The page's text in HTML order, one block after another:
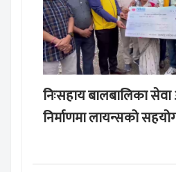
निःसहाय बालबालिका
निर्माणमा लायन्सको